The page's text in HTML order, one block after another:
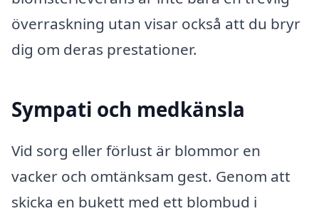
överraskning utan visar också att du bryr
dig om deras prestationer.
Sympati och medkänsla
Vid sorg eller förlust är blommor en
vacker och omtänksam gest. Genom att
skicka en bukett med ett blombud i